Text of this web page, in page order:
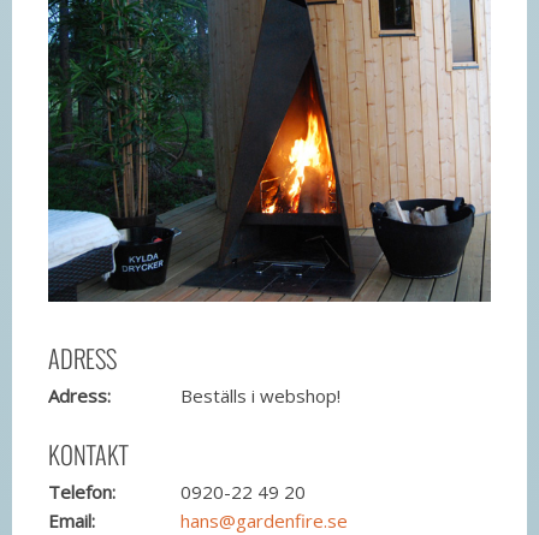
ADRESS
Adress: Beställs i webshop!
KONTAKT
Telefon:
0920-22 49 20
Email:
hans@gardenfire.se